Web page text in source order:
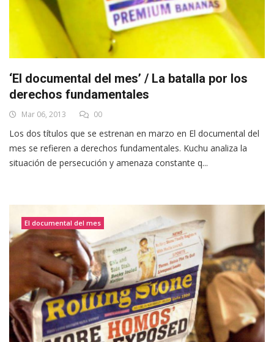
‘El documental del mes’ / La batalla por los
derechos fundamentales
Mar 06, 2013 00
Los dos títulos que se estrenan en marzo en El documental del
mes se refieren a derechos fundamentales. Kuchu analiza la
situación de persecución y amenaza constante q...
El documental del mes